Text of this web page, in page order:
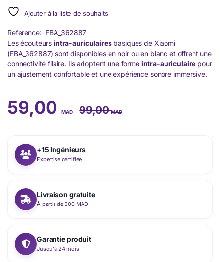
Ajouter à la liste de souhaits
Reference: FBA_362887
Les écouteursintra-auriculairesbasiques de Xiaomi
(FBA_362887) sont disponibles en noir ou en blanc et offrent une
connectivité filaire. Ils adoptent une forme intra-auriculaire pour
un ajustement confortable et une expérience sonore immersive.
59,00MAD 99,00MAD
+15 Ingénieurs
Expertise certifiée
Livraison gratuite
À partir de 500 MAD
Garantie produit
Jusqu'à 24 mois